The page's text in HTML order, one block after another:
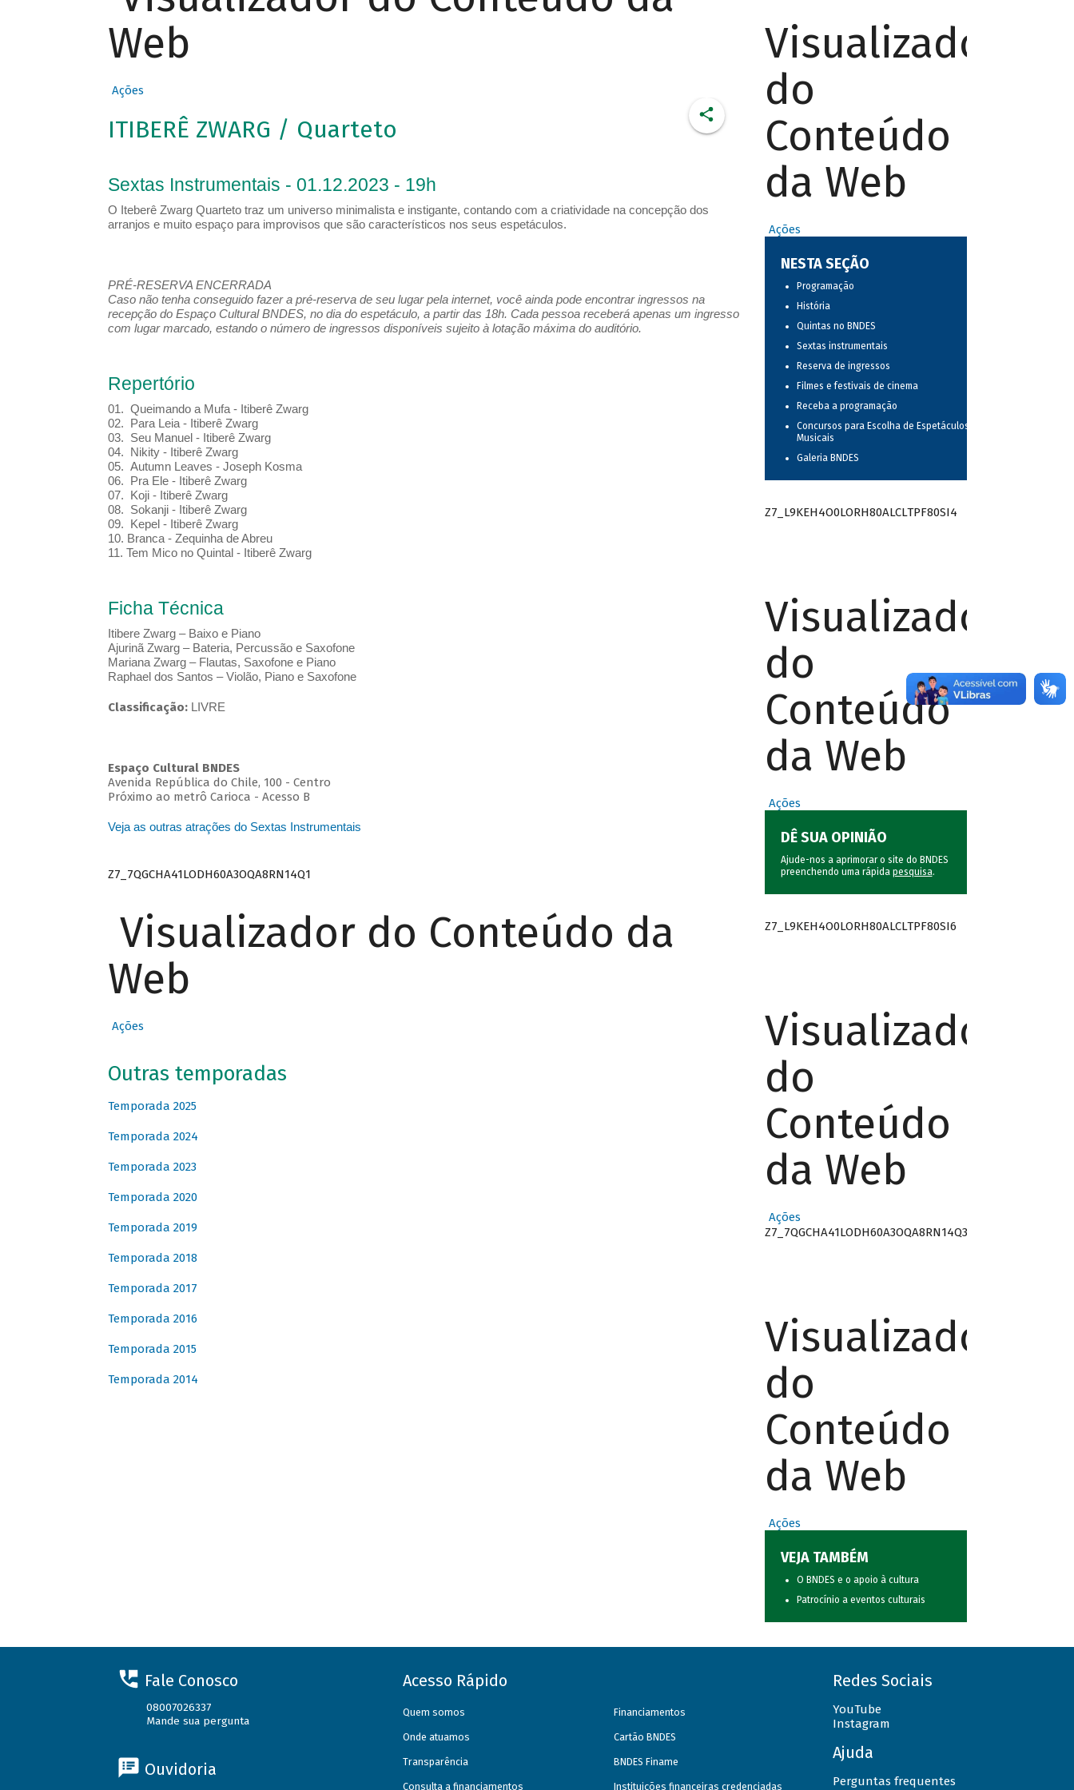
Web
Ações
ITIBERÊ ZWARG / Quarteto
Sextas Instrumentais - 01.12.2023 - 19h
O Iteberê Zwarg Quarteto traz um universo minimalista e instigante, contando com a criatividade na concepção dos
arranjos e muito espaço para improvisos que são característicos nos seus espetáculos.
PRÉ-RESERVA ENCERRADA
Caso não tenha conseguido fazer a pré-reserva de seu lugar pela internet, você ainda pode encontrar ingressos na
recepção do Espaço Cultural BNDES, no dia do espetáculo, a partir das 18h. Cada pessoa receberá apenas um ingresso
com lugar marcado, estando o número de ingressos disponíveis sujeito à lotação máxima do auditório.
Repertório
01. Queimando a Mufa - Itiberê Zwarg
02. Para Leia - Itiberê Zwarg
03. Seu Manuel - Itiberê Zwarg
04. Nikity - Itiberê Zwarg
05. Autumn Leaves - Joseph Kosma
06. Pra Ele - Itiberê Zwarg
07. Koji - Itiberê Zwarg
08. Sokanji - Itiberê Zwarg
09. Kepel - Itiberê Zwarg
10. Branca - Zequinha de Abreu
11. Tem Mico no Quintal - Itiberê Zwarg
Ficha Técnica
Itibere Zwarg – Baixo e Piano
Ajurinã Zwarg – Bateria, Percussão e Saxofone
Mariana Zwarg – Flautas, Saxofone e Piano
Raphael dos Santos – Violão, Piano e Saxofone
Classificação: LIVRE
Espaço Cultural BNDES
Avenida República do Chile, 100 - Centro
Próximo ao metrô Carioca - Acesso B
Veja as outras atrações do Sextas Instrumentais
Z7_7QGCHA41LODH60A3OQA8RN14Q1
Visualizador do Conteúdo da
Web
Ações
Outras temporadas
Temporada 2025
Temporada 2024
Temporada 2023
Temporada 2020
Temporada 2019
Temporada 2018
Temporada 2017
Temporada 2016
Temporada 2015
Temporada 2014
Visualizador
do
Conteúdo
da Web
Ações
NESTA SEÇÃO
Programação
História
Quintas no BNDES
Sextas instrumentais
Reserva de ingressos
Filmes e festivais de cinema
Receba a programação
Concursos para Escolha de Espetáculos
Musicais
Galeria BNDES
Z7_L9KEH4O0LORH80ALCLTPF80SI4
Visualizador
do
Conteúdo
da Web
Ações
DÊ SUA OPINIÃO
Ajude-nos a aprimorar o site do BNDES
preenchendo uma rápida pesquisa.
Z7_L9KEH4O0LORH80ALCLTPF80SI6
Visualizador
do
Conteúdo
da Web
Ações
Z7_7QGCHA41LODH60A3OQA8RN14Q3
Visualizador
do
Conteúdo
da Web
Ações
VEJA TAMBÉM
O BNDES e o apoio à cultura
Patrocínio a eventos culturais
Fale Conosco
08007026337
Mande sua pergunta
Ouvidoria
Acesso Rápido
Quem somos
Onde atuamos
Transparência
Consulta a financiamentos
Financiamentos
Cartão BNDES
BNDES Finame
Instituições financeiras credenciadas
Redes Sociais
YouTube
Instagram
Ajuda
Perguntas frequentes